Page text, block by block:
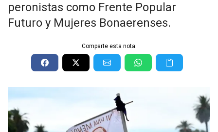
peronistas como Frente Popular
Futuro y Mujeres Bonaerenses.
Comparte esta nota: